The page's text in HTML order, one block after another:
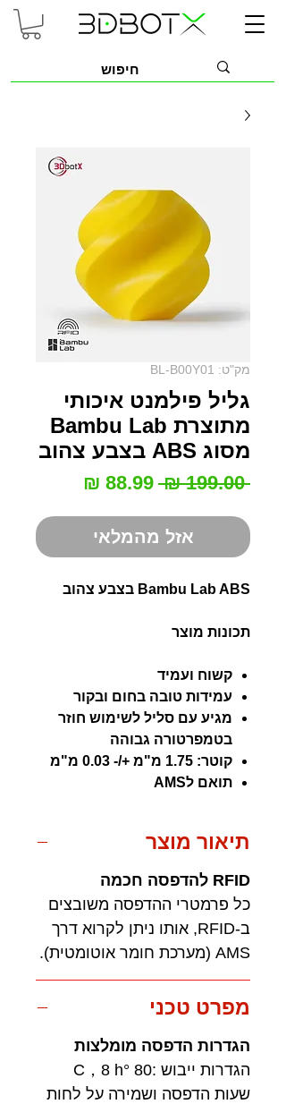
מק"ט: BL-B00Y01
גליל פילמנט איכותי
מתוצרת Bambu Lab
מסוג ABS בצבע צהוב
‏199.00 ‏₪
מחיר
אזל מהמלאי
Bambu Lab ABS בצבע צהוב
תכונות מוצר
קשוח ועמיד
עמידות טובה בחום ובקור
מגיע עם סליל לשימוש חוזר
בטמפרטורה גבוהה
קוטר: 1.75 מ"מ +/- 0.03 מ"מ
תואם לAMS
תיאור מוצר
RFID להדפסה חכמה
כל פרמטרי ההדפסה משובצים
ב-RFID, אותו ניתן לקרוא דרך
AMS (מערכת חומר אוטומטית).
מפרט טכני
הגדרות הדפסה מומלצות
הגדרות ייבוש :80 °C，8 h
שעות הדפסה ושמירה על לחות